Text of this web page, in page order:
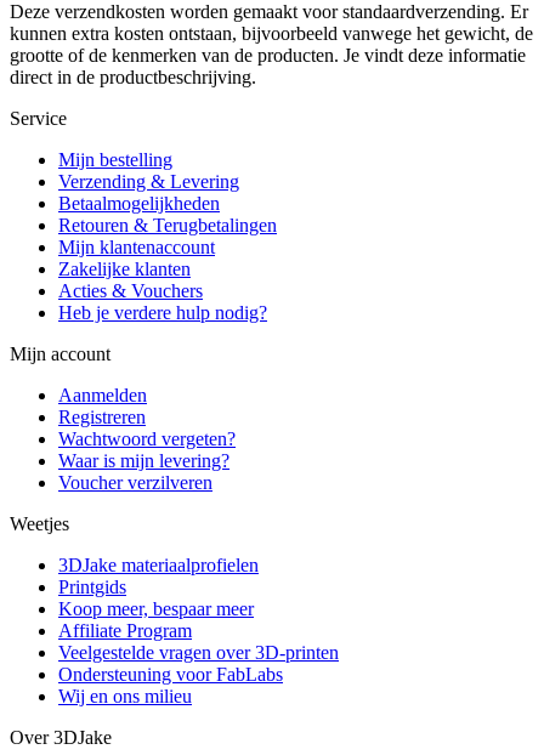
Deze verzendkosten worden gemaakt voor standaardverzending. Er
kunnen extra kosten ontstaan, bijvoorbeeld vanwege het gewicht, de
grootte of de kenmerken van de producten. Je vindt deze informatie
direct in de productbeschrijving.
Service
Mijn bestelling
Verzending & Levering
Betaalmogelijkheden
Retouren & Terugbetalingen
Mijn klantenaccount
Zakelijke klanten
Acties & Vouchers
Heb je verdere hulp nodig?
Mijn account
Aanmelden
Registreren
Wachtwoord vergeten?
Waar is mijn levering?
Voucher verzilveren
Weetjes
3DJake materiaalprofielen
Printgids
Koop meer, bespaar meer
Affiliate Program
Veelgestelde vragen over 3D-printen
Ondersteuning voor FabLabs
Wij en ons milieu
Over 3DJake